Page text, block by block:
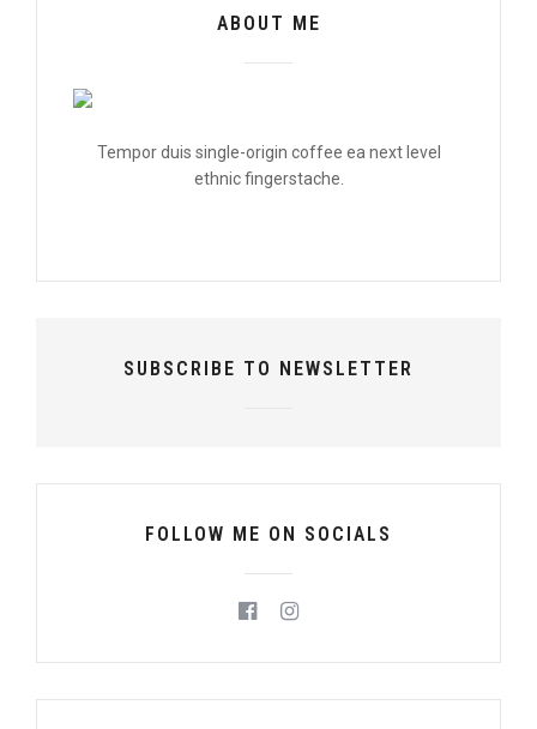
ABOUT ME
Tempor duis single-origin coffee ea next level
ethnic fingerstache.
SUBSCRIBE TO NEWSLETTER
FOLLOW ME ON SOCIALS